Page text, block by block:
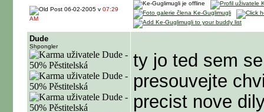
06-02-2005 v 07:29
AM
Dude
Shpongler
ty jo ted sem
presouvejte
precist nove